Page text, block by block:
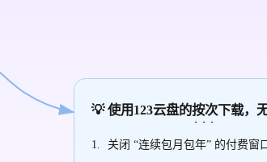
💡 使用123云盘的按次下载，
关闭 “连续包月包年” 的付费窗